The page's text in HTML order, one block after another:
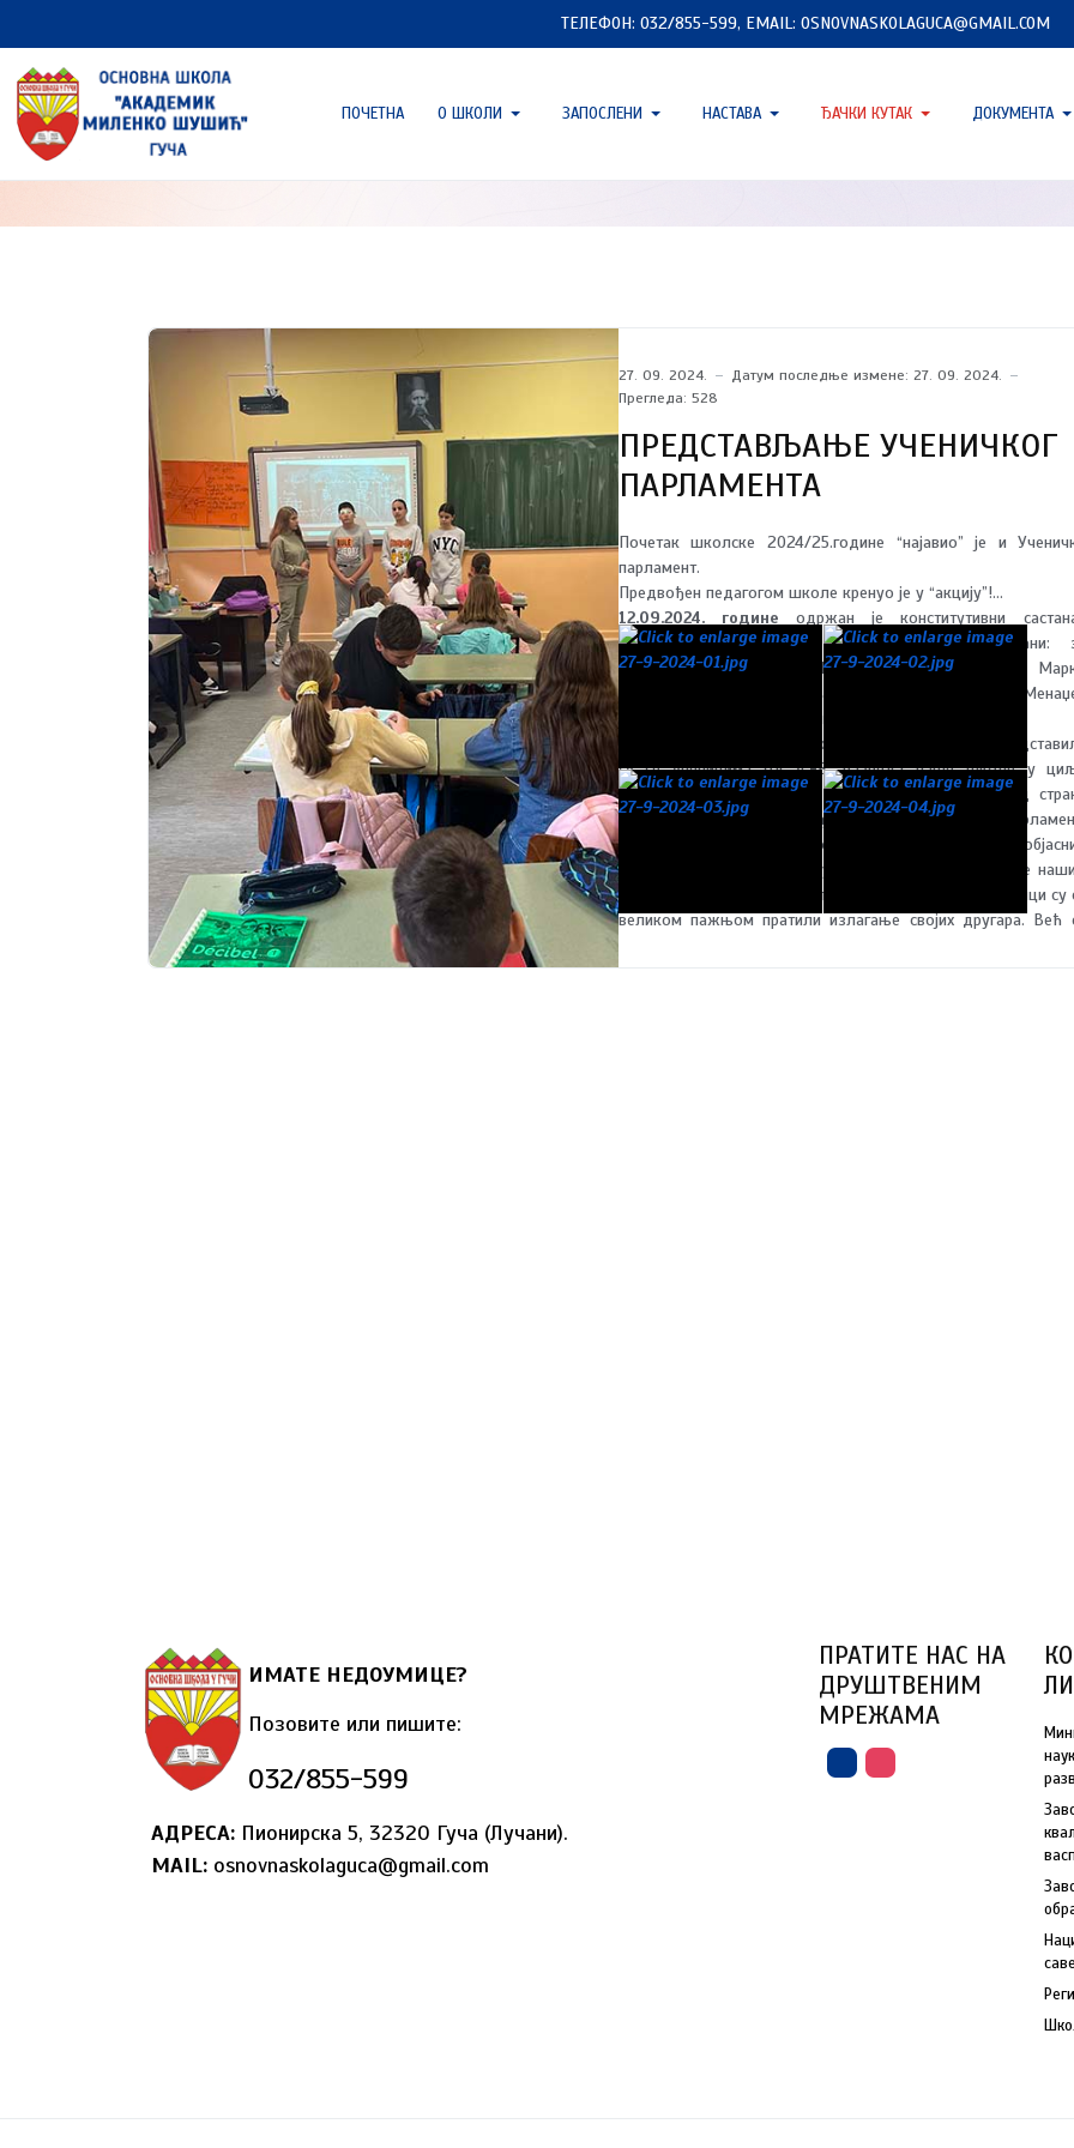
ТЕЛЕФОН: 032/855-599, EMAIL: OSNOVNASKOLAGUCA@GMAIL.COM
ПОЧЕТНА О ШКОЛИ ЗАПОСЛЕНИ НАСТАВА ЂАЧКИ КУТАК ДОКУМЕНТА
27. 09. 2024.
Датум последње измене: 27. 09. 2024.
Прегледа: 528
ПРЕДСТАВЉАЊЕ УЧЕНИЧКОГ
ПАРЛАМЕНТА
Почетак школске 2024/25.године “најавио” је и
парламент.
Предвођен педагогом школе кренуо је у “акцију”!
12.09.2024. године одржан је конститутивни
Ученичког парламента. На састанку су изабрани:
председника Андријана Илић 8-1, за заменика
Јовановић 7-1, за записничара Андријана Панић 8-2.
20.09.2024. године
представници Парламента
су се ученицима од 4.-8. разреда наше школе у
оснаживања ученика као и подршке ученицима од
својих школских другова.Заједно смо представили
“послове” којима се бавимо, а свако од представника
је своју улогу. Ученици нису крили своје одушевљење
посетом. Знатижељни, имали су пуно питања.Сви ученици су
великом пажњом пратили излагање својих другара. Већ
потекле и прве идеје и иницијативе ученика, којима ће
Парламент између осталих активности и бавити.
ИМАТЕ НЕДОУМИЦЕ?
Позовите или пишите:
032/855-599
АДРЕСА: Пионирска 5, 32320 Гуча (Лучани).
MAIL: osnovnaskolaguca@gmail.com
ПРАТИТЕ НАС НА
ДРУШТВЕНИМ
МРЕЖАМА